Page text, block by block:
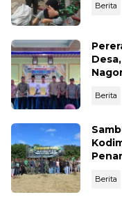
Berita
Berita
Berita